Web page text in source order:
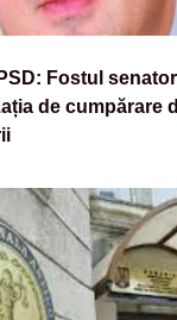
Fostul
de cumpărare